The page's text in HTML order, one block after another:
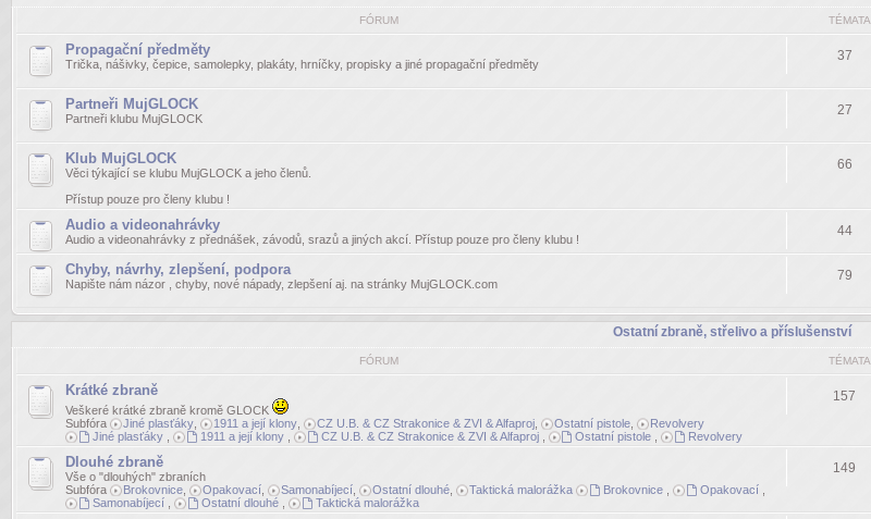
FÓRUM TÉMATA
Propagační předměty
Trička, nášivky, čepice, samolepky, plakáty, hrníčky, propisky a jiné propagační předměty
37
Partneři MujGLOCK
Partneři klubu MujGLOCK
27
Klub MujGLOCK
Věci týkající se klubu MujGLOCK a jeho členů.
Přístup pouze pro členy klubu !
66
Audio a videonahrávky
Audio a videonahrávky z přednášek, závodů, srazů a jiných akcí. Přístup pouze pro členy klubu !
44
Chyby, návrhy, zlepšení, podpora
Napište nám názor , chyby, nové nápady, zlepšení aj. na stránky MujGLOCK.com
79
Ostatní zbraně, střelivo a příslušenství
FÓRUM TÉMATA
Krátké zbraně
Veškeré krátké zbraně kromě GLOCK
Subfóra
Jiné plasťáky 1911 a její klony CZ U.B. & CZ Strakonice & ZVI & Alfaproj Ostatní pistole
Revolvery
Jiné plasťáky, 1911 a její klony, CZ U.B. & CZ Strakonice & ZVI & Alfaproj, Ostatní pistole , Revolvery
157
Dlouhé zbraně
Vše o "dlouhých" zbraních
Subfóra
Brokovnice Opakovací Samonabíjecí Ostatní dlouhé Taktická malorážka Brokovnice, Opakovací,
Samonabíjecí, Ostatní dlouhé, Taktická malorážka
149